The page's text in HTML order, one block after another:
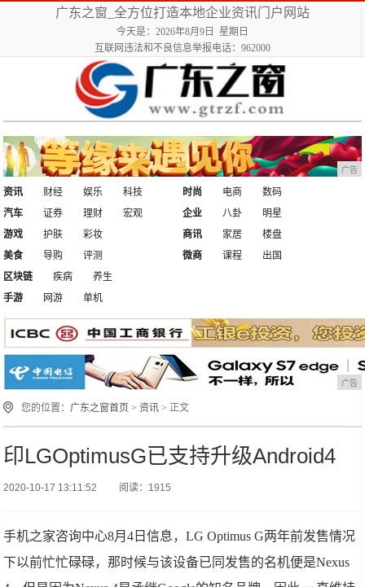
广东之窗_全方位打造本地企业资讯门户网站
今天是：2026年8月9日 星期日
互联网违法和不良信息举报电话：962000
广告
资讯 财经 娱乐
科技
汽车
证券 理财 宏观
时尚 电商
数码
企业
八卦
明星
游戏
护肤
彩妆
美食
导购 评测
商讯 家居
楼盘
微商
课程
出国
区块链
疾病
养生
手游
网游 单机
广告
您的位置： 广东之窗首页 >资讯 > 正文
印LGOptimusG已支持升级Android4
2020-10-17 13:11:52 阅读：1915
手机之家咨询中心8月4日信息，LG Optimus G两年前发售情况
下以前忙忙碌碌，那时候与该设备已同发售的名机便是Nexus